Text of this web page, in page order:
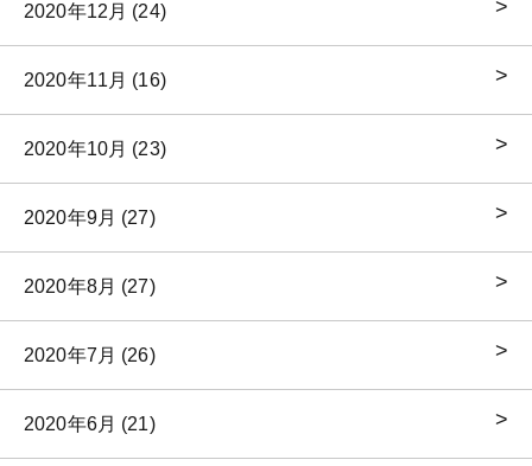
2020年12月 (24)
2020年11月 (16)
2020年10月 (23)
2020年9月 (27)
2020年8月 (27)
2020年7月 (26)
2020年6月 (21)